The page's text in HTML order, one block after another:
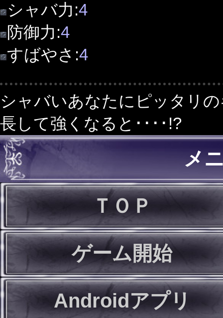
シャバ力:4
防御力:4
すばやさ:4
シャバいあなたにピッタリ
長して強くなると････!?
メ
ＴＯＰ
ゲーム開始
Androidアプリ